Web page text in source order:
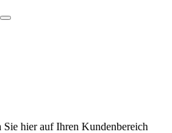
hier auf Ihren Kundenbereich